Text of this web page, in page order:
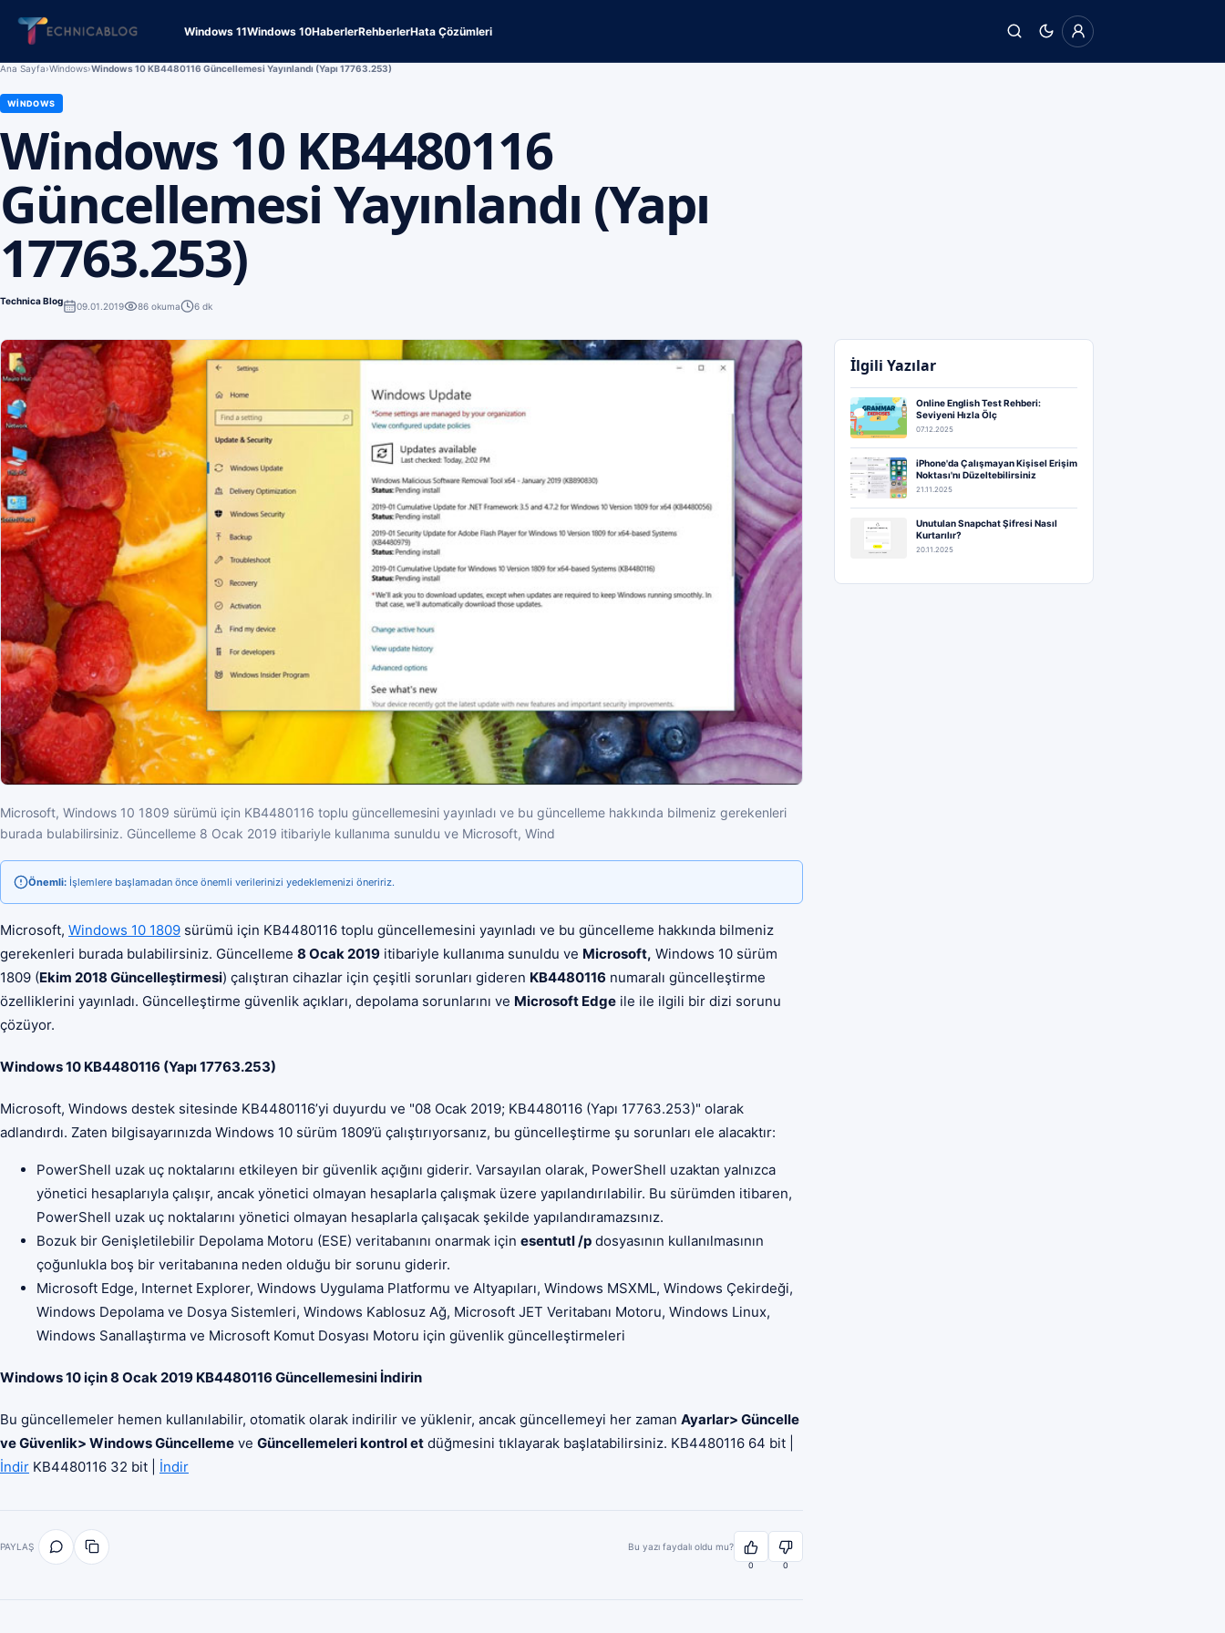
Windows 11Windows 10HaberlerRehberlerHata Çözümleri
Ana Sayfa›Windows›Windows 10 KB4480116 Güncellemesi Yayınlandı (Yapı 17763.253)
WINDOWS
Windows 10 KB4480116
Güncellemesi Yayınlandı (Yapı
17763.253)
Technica Blog 09.01.2019 86 okuma 6 dk
Microsoft, Windows 10 1809 sürümü için KB4480116 toplu güncellemesini yayınladı ve bu güncelleme hakkında bilmeniz gerekenleri
burada bulabilirsiniz. Güncelleme 8 Ocak 2019 itibariyle kullanıma sunuldu ve Microsoft, Wind
Önemli: İşlemlere başlamadan önce önemli verilerinizi yedeklemenizi öneririz.
Microsoft, Windows 10 1809 sürümü için KB4480116 toplu güncellemesini yayınladı ve bu güncelleme hakkında bilmeniz
gerekenleri burada bulabilirsiniz. Güncelleme 8 Ocak 2019 itibariyle kullanıma sunuldu ve Microsoft, Windows 10 sürüm
1809 (Ekim 2018 Güncelleştirmesi) çalıştıran cihazlar için çeşitli sorunları gideren KB4480116 numaralı güncelleştirme
özelliklerini yayınladı. Güncelleştirme güvenlik açıkları, depolama sorunlarını ve Microsoft Edge ile ile ilgili bir dizi sorunu
çözüyor.
Windows 10 KB4480116 (Yapı 17763.253)
Microsoft, Windows destek sitesinde KB4480116’yi duyurdu ve "08 Ocak 2019; KB4480116 (Yapı 17763.253)" olarak
adlandırdı. Zaten bilgisayarınızda Windows 10 sürüm 1809’ü çalıştırıyorsanız, bu güncelleştirme şu sorunları ele alacaktır:
PowerShell uzak uç noktalarını etkileyen bir güvenlik açığını giderir. Varsayılan olarak, PowerShell uzaktan yalnızca
yönetici hesaplarıyla çalışır, ancak yönetici olmayan hesaplarla çalışmak üzere yapılandırılabilir. Bu sürümden itibaren,
PowerShell uzak uç noktalarını yönetici olmayan hesaplarla çalışacak şekilde yapılandıramazsınız.
Bozuk bir Genişletilebilir Depolama Motoru (ESE) veritabanını onarmak için esentutl /p dosyasının kullanılmasının
çoğunlukla boş bir veritabanına neden olduğu bir sorunu giderir.
Microsoft Edge, Internet Explorer, Windows Uygulama Platformu ve Altyapıları, Windows MSXML, Windows Çekirdeği,
Windows Depolama ve Dosya Sistemleri, Windows Kablosuz Ağ, Microsoft JET Veritabanı Motoru, Windows Linux,
Windows Sanallaştırma ve Microsoft Komut Dosyası Motoru için güvenlik güncelleştirmeleri
Windows 10 için 8 Ocak 2019 KB4480116 Güncellemesini İndirin
Bu güncellemeler hemen kullanılabilir, otomatik olarak indirilir ve yüklenir, ancak güncellemeyi her zaman Ayarlar> Güncelle
ve Güvenlik> Windows Güncelleme ve Güncellemeleri kontrol et düğmesini tıklayarak başlatabilirsiniz. KB4480116 64 bit |
İndir KB4480116 32 bit | İndir
PAYLAŞ Bu yazı faydalı oldu mu?
0 0
İlgili Yazılar
Online English Test Rehberi:
Seviyeni Hızla Ölç
07.12.2025
iPhone'da Çalışmayan Kişisel Erişim
Noktası'nı Düzeltebilirsiniz
21.11.2025
Unutulan Snapchat Şifresi Nasıl
Kurtarılır?
20.11.2025